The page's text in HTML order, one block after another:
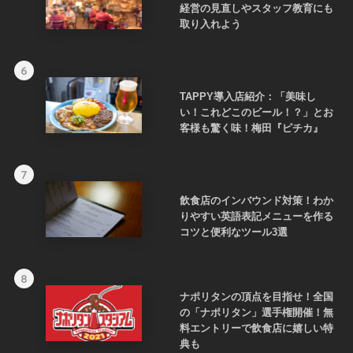
経営の見直しやスタッフ教育にも
取り入れよう
6
TAPPY導入店紹介：「美味し
い！これどこのビール！？」とお
客様も驚く味！梅田『ピチカ』
7
飲食店のインバウンド対策！わか
りやすい英語表記メニューを作る
コツと便利なツール3選
8
ナポリタンの頂点を目指せ！全国
の「ナポリタン」選手権開催！無
料エントリーで飲食店に嬉しい特
典も